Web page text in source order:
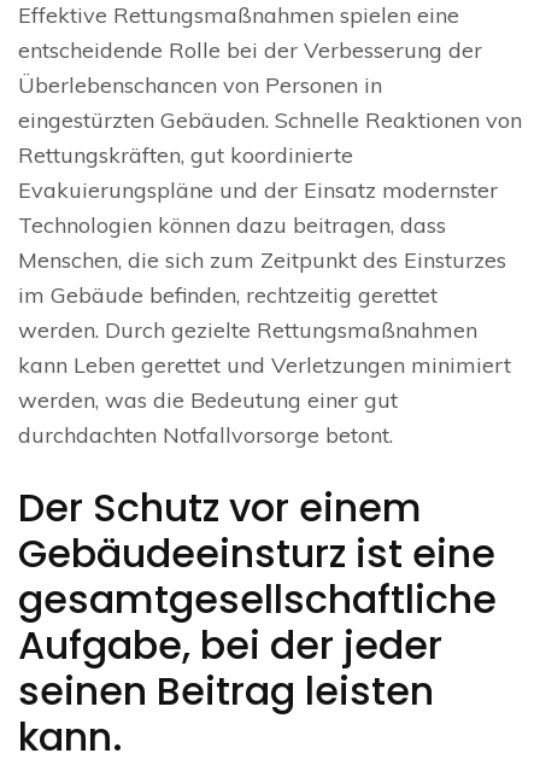
Effektive Rettungsmaßnahmen spielen eine
entscheidende Rolle bei der Verbesserung der
Überlebenschancen von Personen in
eingestürzten Gebäuden. Schnelle Reaktionen von
Rettungskräften, gut koordinierte
Evakuierungspläne und der Einsatz modernster
Technologien können dazu beitragen, dass
Menschen, die sich zum Zeitpunkt des Einsturzes
im Gebäude befinden, rechtzeitig gerettet
werden. Durch gezielte Rettungsmaßnahmen
kann Leben gerettet und Verletzungen minimiert
werden, was die Bedeutung einer gut
durchdachten Notfallvorsorge betont.
Der Schutz vor einem
Gebäudeeinsturz ist eine
gesamtgesellschaftliche
Aufgabe, bei der jeder
seinen Beitrag leisten
kann.